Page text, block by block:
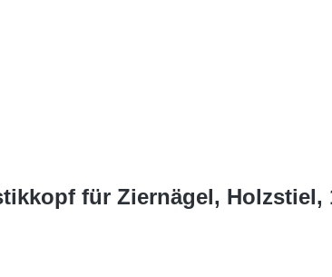
für Ziernägel, Holzstiel,